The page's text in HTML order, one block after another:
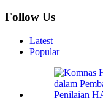
Follow Us
Latest
Popular